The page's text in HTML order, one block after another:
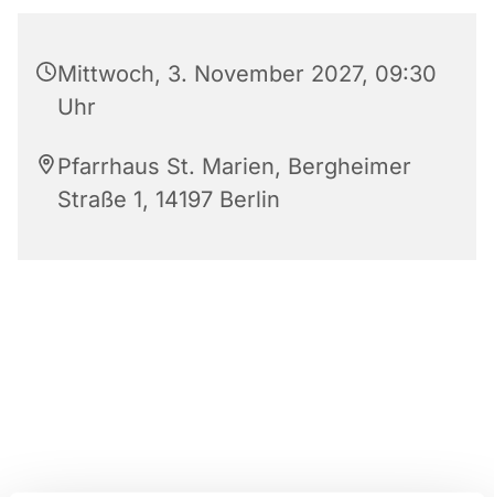
Mittwoch, 3. November 2027, 09:30
Uhr
Pfarrhaus St. Marien, Bergheimer
Straße 1, 14197 Berlin